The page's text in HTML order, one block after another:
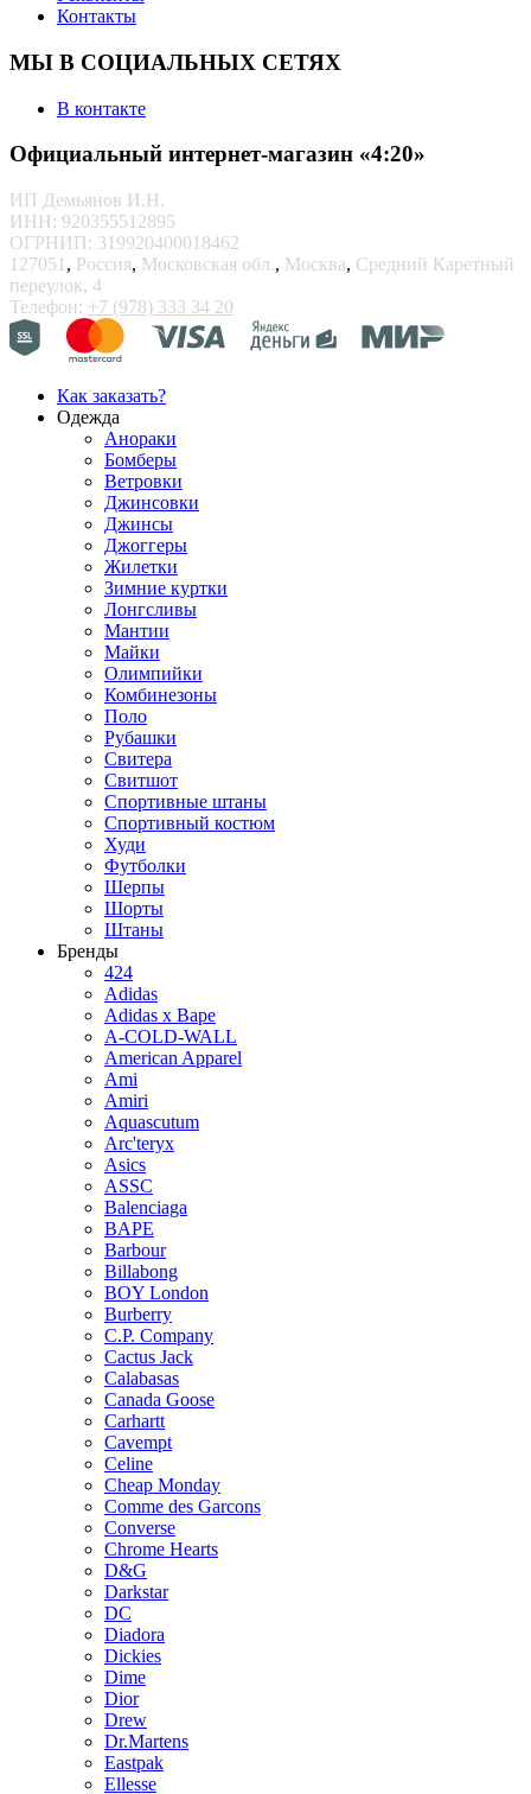
Контакты
МЫ В СОЦИАЛЬНЫХ СЕТЯХ
В контакте
Официальный интернет-магазин «4:20»
ИП Демьянов И.Н.
ИНН: 920355512895
ОГРНИП: 319920400018462
127051 , Россия, Московская обл., Москва, Средний Каретный
переулок, 4
Телефон: +7 (978) 333 34 20
Как заказать?
Одежда
Анораки
Бомберы
Ветровки
Джинсовки
Джинсы
Джоггеры
Жилетки
Зимние куртки
Лонгсливы
Мантии
Майки
Олимпийки
Комбинезоны
Поло
Рубашки
Свитера
Свитшот
Спортивные штаны
Спортивный костюм
Худи
Футболки
Шерпы
Шорты
Штаны
Бренды
424
Adidas
Adidas x Bape
A-COLD-WALL
American Apparel
Ami
Amiri
Aquascutum
Arc'teryx
Asics
ASSC
Balenciaga
BAPE
Barbour
Billabong
BOY London
Burberry
C.P. Company
Cactus Jack
Calabasas
Canada Goose
Carhartt
Cavempt
Celine
Cheap Monday
Comme des Garcons
Converse
Chrome Hearts
D&G
Darkstar
DC
Diadora
Dickies
Dime
Dior
Drew
Dr.Martens
Eastpak
Ellesse